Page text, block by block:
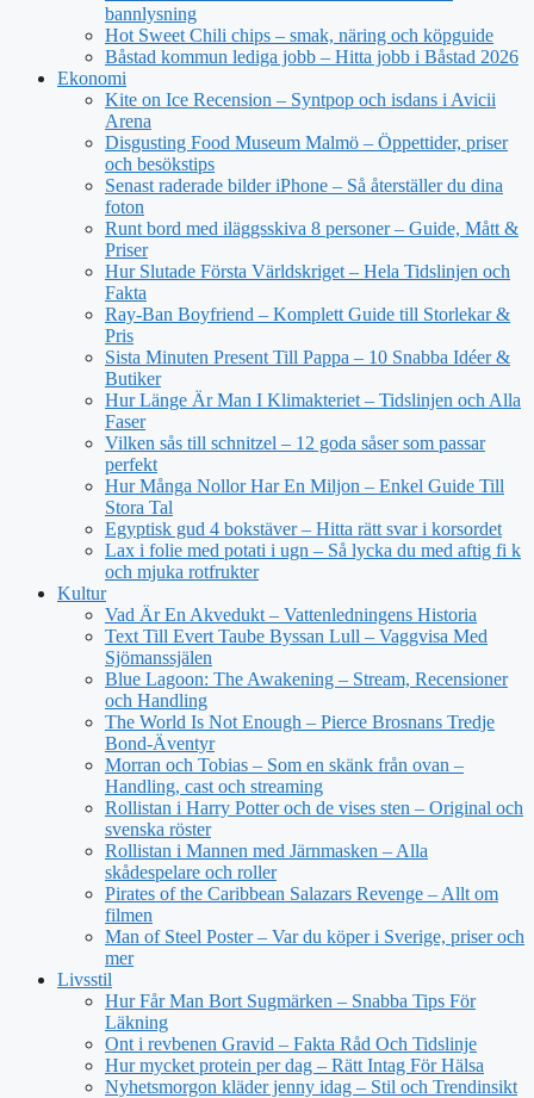
bannlysning
Hot Sweet Chili chips – smak, näring och köpguide
Båstad kommun lediga jobb – Hitta jobb i Båstad 2026
Ekonomi
Kite on Ice Recension – Syntpop och isdans i Avicii
Arena
Disgusting Food Museum Malmö – Öppettider, priser
och besökstips
Senast raderade bilder iPhone – Så återställer du dina
foton
Runt bord med iläggsskiva 8 personer – Guide, Mått &
Priser
Hur Slutade Första Världskriget – Hela Tidslinjen och
Fakta
Ray-Ban Boyfriend – Komplett Guide till Storlekar &
Pris
Sista Minuten Present Till Pappa – 10 Snabba Idéer &
Butiker
Hur Länge Är Man I Klimakteriet – Tidslinjen och Alla
Faser
Vilken sås till schnitzel – 12 goda såser som passar
perfekt
Hur Många Nollor Har En Miljon – Enkel Guide Till
Stora Tal
Egyptisk gud 4 bokstäver – Hitta rätt svar i korsordet
Lax i folie med potati i ugn – Så lycka du med aftig fi k
och mjuka rotfrukter
Kultur
Vad Är En Akvedukt – Vattenledningens Historia
Text Till Evert Taube Byssan Lull – Vaggvisa Med
Sjömanssjälen
Blue Lagoon: The Awakening – Stream, Recensioner
och Handling
The World Is Not Enough – Pierce Brosnans Tredje
Bond-Äventyr
Morran och Tobias – Som en skänk från ovan –
Handling, cast och streaming
Rollistan i Harry Potter och de vises sten – Original och
svenska röster
Rollistan i Mannen med Järnmasken – Alla
skådespelare och roller
Pirates of the Caribbean Salazars Revenge – Allt om
filmen
Man of Steel Poster – Var du köper i Sverige, priser och
mer
Livsstil
Hur Får Man Bort Sugmärken – Snabba Tips För
Läkning
Ont i revbenen Gravid – Fakta Råd Och Tidslinje
Hur mycket protein per dag – Rätt Intag För Hälsa
Nyhetsmorgon kläder jenny idag – Stil och Trendinsikt